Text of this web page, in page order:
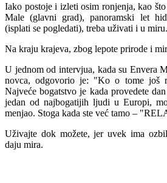
Iako postoje i izleti osim ronjenja, kao
Male (glavni grad), panoramski let
(isplati se pogledati), treba uživati i u miru.
Na kraju krajeva, zbog lepote prirode i
U jednom od intervjua, kada su Envera
novca, odgovorio je: "Ko o tome još
Najveće bogatstvo je kada provedete
jedan od najbogatijih ljudi u Europi,
menjao. Stoga kada ste već tamo –
Uživajte dok možete, jer uvek ima
daju mira.